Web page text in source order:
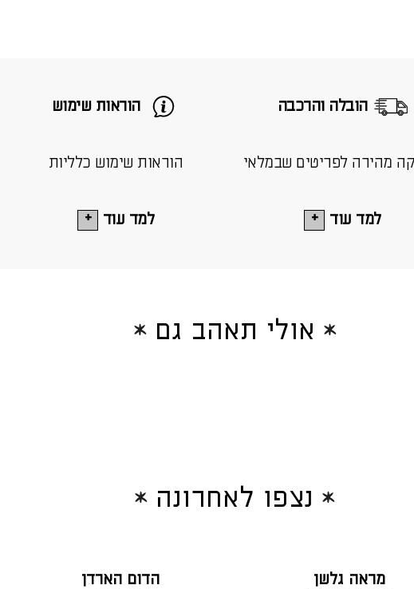
הוראות שימוש
הוראות שימוש כלליות
למד עוד
הובלה והרכבה
מהירה לפריטים שבמלאי
למד עוד
אולי תאהב גם
נצפו לאחרונה
מראה גלשן
הדום הארדן